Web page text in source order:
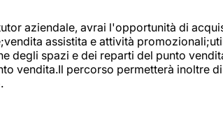
aziendale, avrai l'opportunità di
assistita e attività
degli spazi e dei reparti del punto
vendita.Il percorso permetterà inoltre